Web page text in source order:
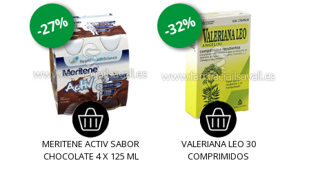
-27%
MERITENE ACTIV SABOR
CHOCOLATE 4 X 125 ML
-32%
VALERIANA LEO 30
COMPRIMIDOS